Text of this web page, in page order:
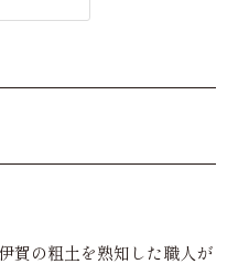
賀の粗土を熟知した職人が